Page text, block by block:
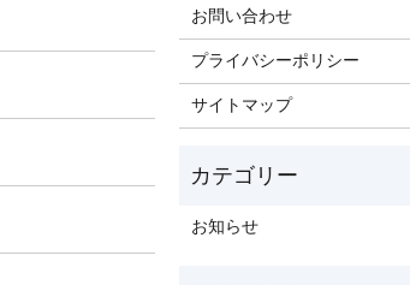
お問い合わせ
プライバシーポリシー
サイトマップ
お知らせ